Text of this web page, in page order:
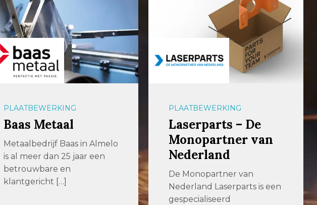
PLAATBEWERKING
Baas Metaal
Metaalbedrijf Baas in Almelo
is al meer dan 25 jaar een
betrouwbare en
klantgericht […]
PLAATBEWERKING
Laserparts – De
Monopartner van
Nederland
De Monopartner van
Nederland Laserparts is een
gespecialiseerd